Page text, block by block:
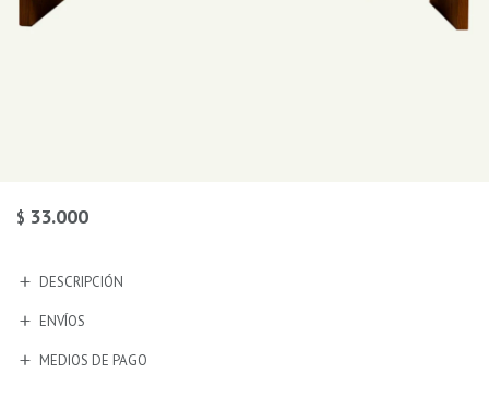
$ 33.000
DESCRIPCIÓN
ENVÍOS
MEDIOS DE PAGO